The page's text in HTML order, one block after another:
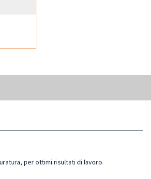
per ottimi risultati di lavoro.